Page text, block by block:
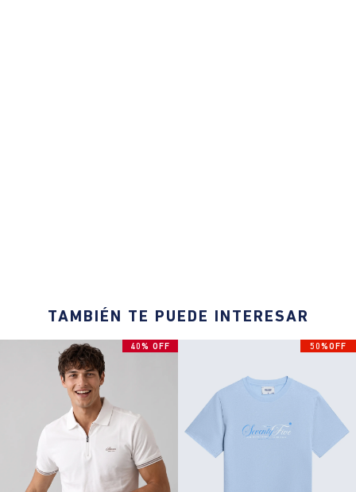
TAMBIÉN TE PUEDE INTERESAR
40% OFF 50%OFF